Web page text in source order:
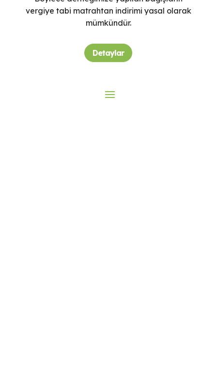
vergiye tabi matrahtan indirimi yasal olarak
mümkündür.
Detaylar